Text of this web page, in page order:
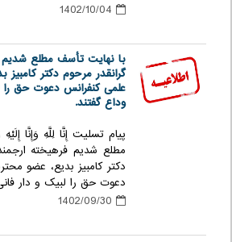
با نهایت تأسف مطلع شدیم
گرانقدر مرحوم دکتر
علمی کنفرانس دعوت حق را
وداع گفتند.
پیام تسلیت إِنَّا لِلَّهِ وَإِنَّا
مطلع شدیم فرهیخته
دکتر کامبیز بدیع، عضو
دعوت حق را لبیک و دار